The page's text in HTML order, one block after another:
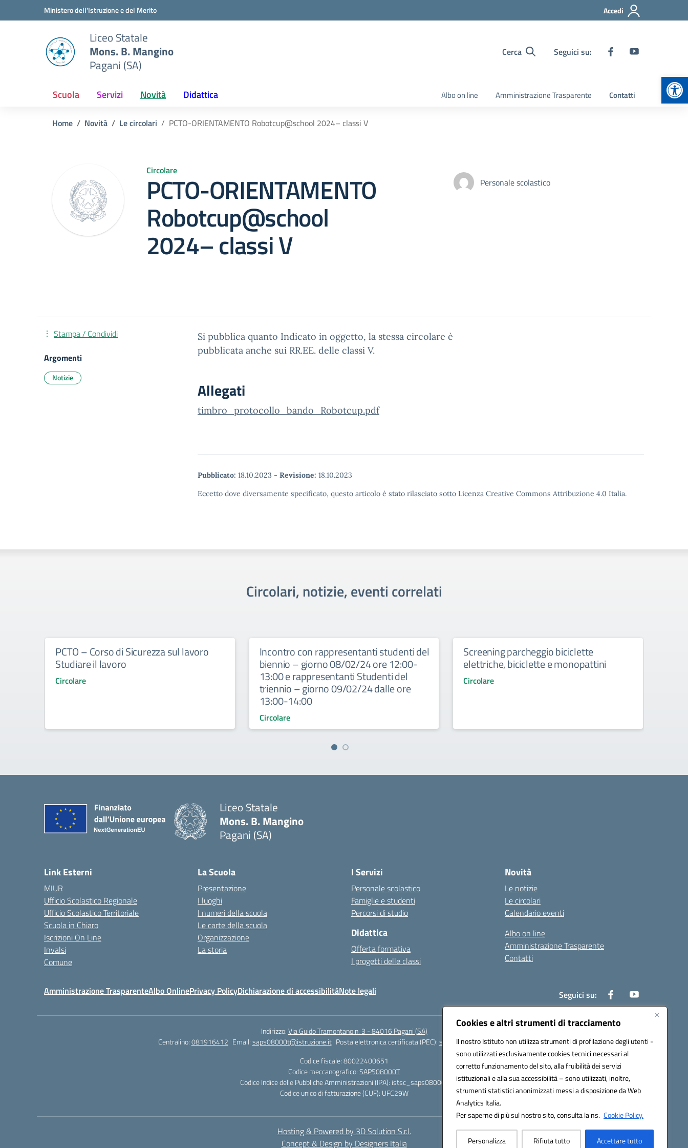
Cookies e altri strumenti di tracciamento
Il nostro Istituto non utilizza strumenti di profilazione degli utenti -
sono utilizzati esclusivamente cookies tecnici necessari al
corretto funzionamento del sito, alla fruibilità dei servizi
istituzionali e alla sua accessibilità – sono utilizzati, inoltre,
strumenti statistici anonimizzati messi a disposizione da Web
Analytics Italia.
Per saperne di più sul nostro sito, consulta la ns. Cookie Policy.
Personalizza Rifiuta tutto Accettare tutto
Vai ai contenuti
Vai al menu di navigazioneMinistero dell'Istruzione e del Merito Accedi
Liceo Statale
Mons. B. Mangino
Pagani (SA)
Cerca Seguici su:
Scuola Servizi Novità Didattica Albo on line Amministrazione Trasparente Contatti
Home Novità Le circolari PCTO-ORIENTAMENTO Robotcup@school 2024– classi V
Circolare
PCTO-ORIENTAMENTO
Robotcup@school
2024– classi V
Personale scolastico
Si pubblica quanto Indicato in oggetto, la stessa circolare è
pubblicata anche sui RR.EE. delle classi V.
Allegati
timbro_protocollo_bando_Robotcup.pdf
Pubblicato: 18.10.2023 - Revisione: 18.10.2023
Eccetto dove diversamente specificato, questo articolo è stato rilasciato sotto Licenza Creative Commons Attribuzione 4.0 Italia.
Stampa / Condividi
Argomenti
Notizie
Circolari, notizie, eventi correlati
PCTO – Corso di Sicurezza sul lavoro
Studiare il lavoro
Circolare
Incontro con rappresentanti studenti del
biennio – giorno 08/02/24 ore 12:00-
13:00 e rappresentanti Studenti del
triennio – giorno 09/02/24 dalle ore
13:00-14:00
Circolare
Screening parcheggio biciclette
elettriche, biciclette e monopattini
Circolare
Liceo Statale
Mons. B. Mangino
Pagani (SA)
Link Esterni
MIUR
Ufficio Scolastico Regionale
Ufficio Scolastico Territoriale
Scuola in Chiaro
Iscrizioni On Line
Invalsi
Comune
La Scuola
Presentazione
I luoghi
I numeri della scuola
Le carte della scuola
Organizzazione
La storia
I Servizi
Personale scolastico
Famiglie e studenti
Percorsi di studio
Didattica
Offerta formativa
I progetti delle classi
Novità
Le notizie
Le circolari
Calendario eventi
Albo on line
Amministrazione Trasparente
Contatti
Amministrazione TrasparenteAlbo OnlinePrivacy PolicyDichiarazione di accessibilitàNote legali Seguici su:
Indirizzo:Via Guido Tramontano n. 3 - 84016 Pagani (SA)
Centralino:081916412 Email:saps08000t@istruzione.it Posta elettronica certificata (PEC):saps08000t@pec.istruzione.it
Codice fiscale: 80022400651
Codice meccanografico:SAPS08000T
Codice Indice delle Pubbliche Amministrazioni (IPA): istsc_saps08000t
Codice unico di fatturazione (CUF): UFC29W
Hosting & Powered by 3D Solution S.r.l.
Concept & Design by Designers Italia